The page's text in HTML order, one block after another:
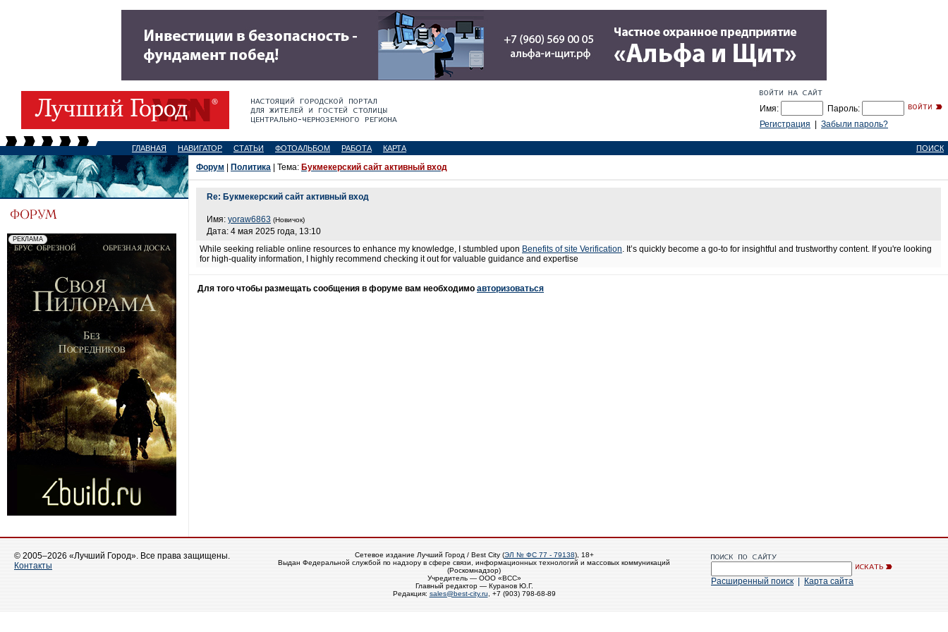
Имя:
Пароль:
Регистрация
Забыли пароль?
ГЛАВНАЯ НАВИГАТОР СТАТЬИ ФОТОАЛЬБОМ РАБОТА КАРТА ПОИСК
Форум Политика | Тема: Букмекерский сайт активный вход
Re: Букмекерский сайт активный вход
Имя: yoraw6863 (Новичок)
Дата: 4 мая 2025 года, 13:10
While seeking reliable online resources to enhance my knowledge, I stumbled upon Benefits of site Verification. It’s quickly become a go-to for insightful and trustworthy content. If you're looking
for high-quality information, I highly recommend checking it out for valuable guidance and expertise
Для того чтобы размещать сообщения в форуме вам необходимо авторизоваться
© 2005–2026 «Лучший Город». Все права защищены.
Контакты
Сетевое издание Лучший Город / Best City (ЭЛ № ФС 77 - 79138), 18+
Выдан Федеральной службой по надзору в сфере связи, информационных технологий и массовых коммуникаций
(Роскомнадзор)
Учредитель — ООО «ВСС»
Главный редактор — Куранов Ю.Г.
Редакция: sales@best-city.ru , +7 (903) 798-68-89
Расширенный поиск Карта сайта